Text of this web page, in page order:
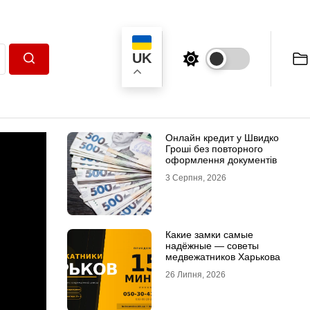
UK
Онлайн кредит у Швидко
Гроші без повторного
оформлення документів
3 Серпня, 2026
Какие замки самые
надёжные — советы
медвежатников Харькова
26 Липня, 2026